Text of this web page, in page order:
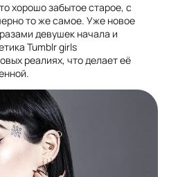
хорошо забытое старое, с
то же самое. Уже новое
девушек начала и
Tumblr girls
реалиях, что делает её